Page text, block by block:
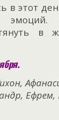
в этот
эмоций.
в